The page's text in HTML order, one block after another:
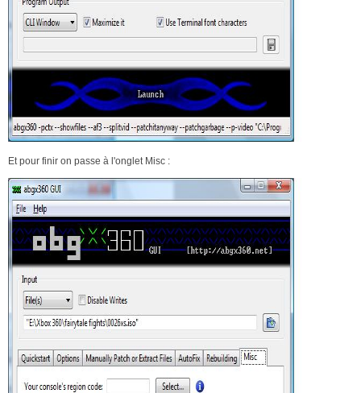
Et pour finir on passe à l'onglet Misc :